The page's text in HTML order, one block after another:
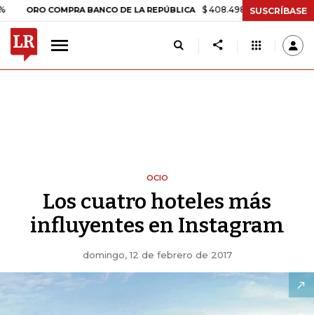
COMPRA BANCO DE LA REPÚBLICA $ 408.498,97 +$ 8.753,81 +2,19%
SUSCRÍBASE
OCIO
Los cuatro hoteles más
influyentes en Instagram
domingo, 12 de febrero de 2017